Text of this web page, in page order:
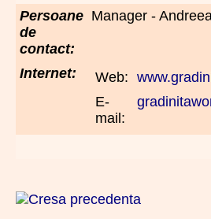
Persoane
de
contact:
Manager -
Internet: Web:
E-
mail: